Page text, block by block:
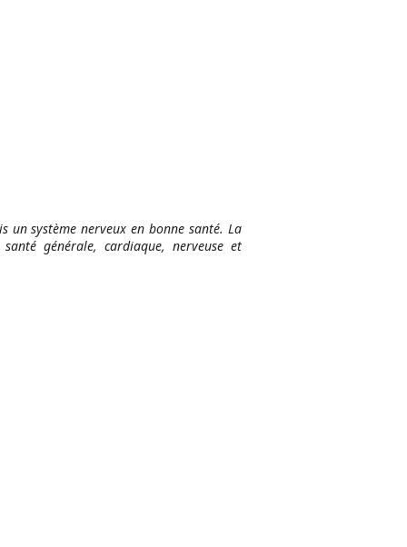
un système nerveux en bonne santé. La
générale, cardiaque, nerveuse et